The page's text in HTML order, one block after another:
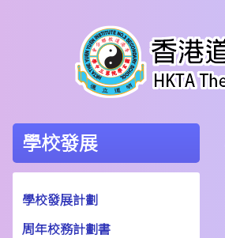
學校發展
學校發展計劃
周年校務計劃書